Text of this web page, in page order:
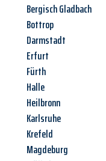
Bergisch Gladbach
Bottrop
Darmstadt
Erfurt
Fürth
Halle
Heilbronn
Karlsruhe
Krefeld
Magdeburg